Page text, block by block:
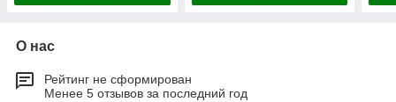
О нас
Рейтинг не сформирован
Менее 5 отзывов за последний год